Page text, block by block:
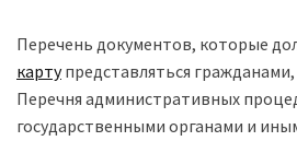
Перечень документов, которые
картупредставляться гражданами,
Перечня административных
государственными органами и